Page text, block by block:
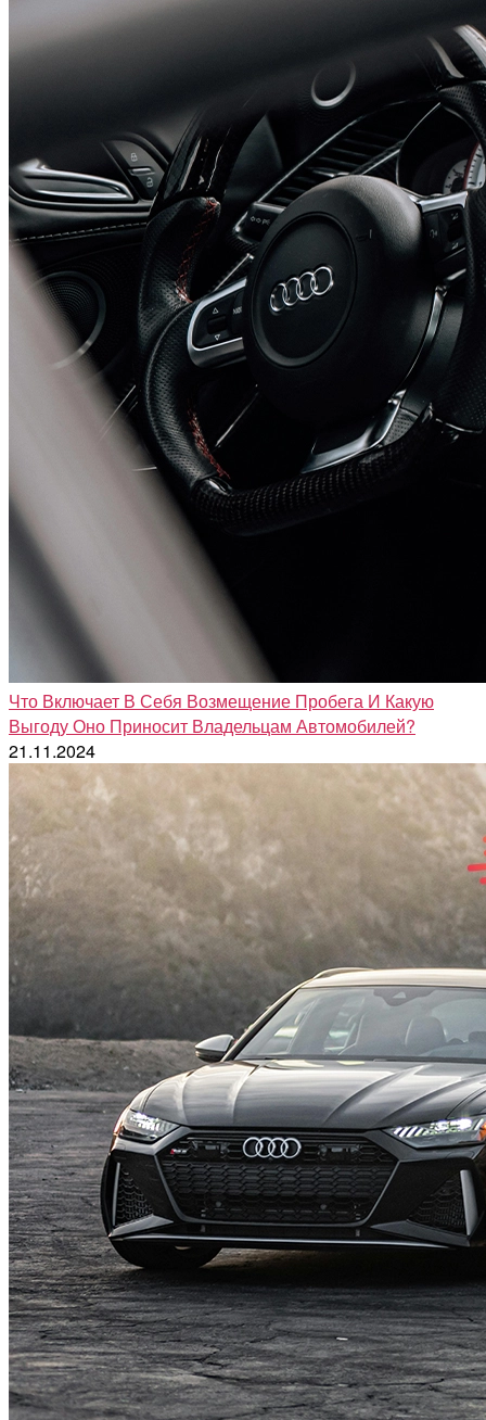
Что Включает В Себя Возмещение Пробега И Какую
Выгоду Оно Приносит Владельцам Автомобилей?
21.11.2024